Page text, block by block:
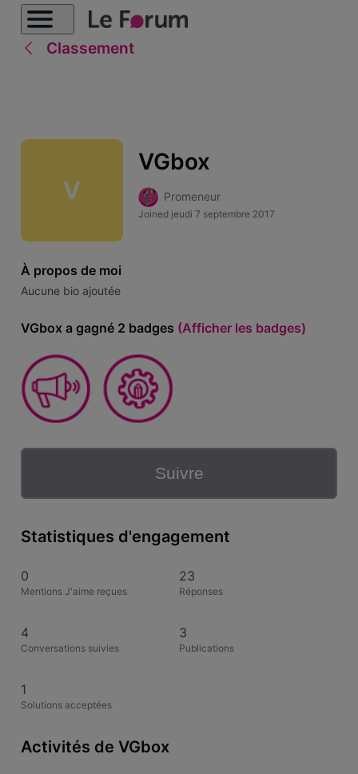
Classement
V
VGbox
Promeneur
Joined jeudi 7 septembre 2017
À propos de moi
Aucune bio ajoutée
VGbox a gagné 2 badges (Afficher les badges)
Suivre
Statistiques d'engagement
0
Mentions J'aime reçues
23
Réponses
4
Conversations suivies
3
Publications
1
Solutions acceptées
Activités de VGbox